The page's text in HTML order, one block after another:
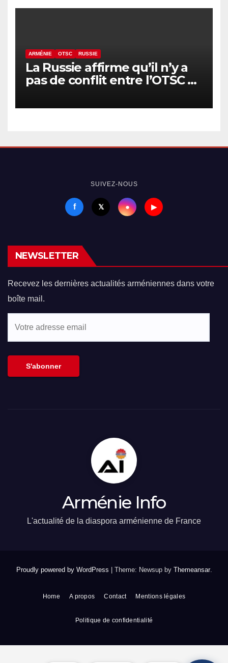
ARMÉNIE OTSC RUSSIE
La Russie affirme qu’il n’y a
pas de conflit entre l’OTSC et
SUIVEZ-NOUS
f 𝕏 ● ▶
NEWSLETTER
Recevez les dernières actualités arméniennes dans votre
boîte mail.
S'abonner
Arménie Info
L'actualité de la diaspora arménienne de France
Proudly powered by WordPress Theme: Newsup by Themeansar.
Home A propos Contact Mentions légales
Politique de confidentialité